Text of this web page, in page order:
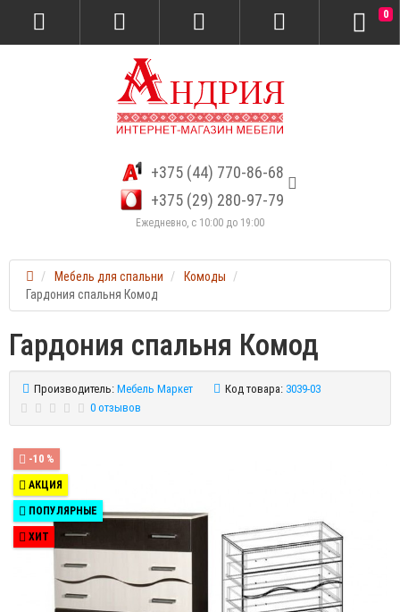
+375 (44) 770-86-68
+375 (29) 280-97-79
Ежедневно, с 10:00 до 19:00
0
Мебель для спальни
Комоды
Гардония спальня Комод
Гардония спальня Комод
Производитель: Мебель Маркет Код товара: 3039-03
0 отзывов
-10 %
АКЦИЯ
ПОПУЛЯРНЫЕ
ХИТ